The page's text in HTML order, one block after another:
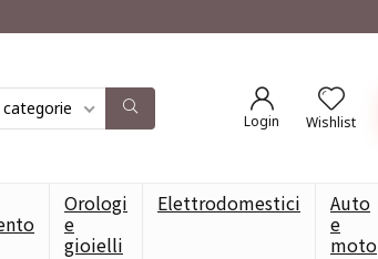
Login Wishlist
Orologi
e
gioielli
Elettrodomestici Auto
e
moto